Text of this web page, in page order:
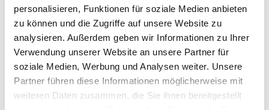
personalisieren, Funktionen für soziale Medien anbieten
zu können und die Zugriffe auf unsere Website zu
analysieren. Außerdem geben wir Informationen zu Ihrer
Verwendung unserer Website an unsere Partner für
soziale Medien, Werbung und Analysen weiter. Unsere
Partner führen diese Informationen möglicherweise mit
weiteren Daten zusammen, die Sie ihnen bereitgestellt